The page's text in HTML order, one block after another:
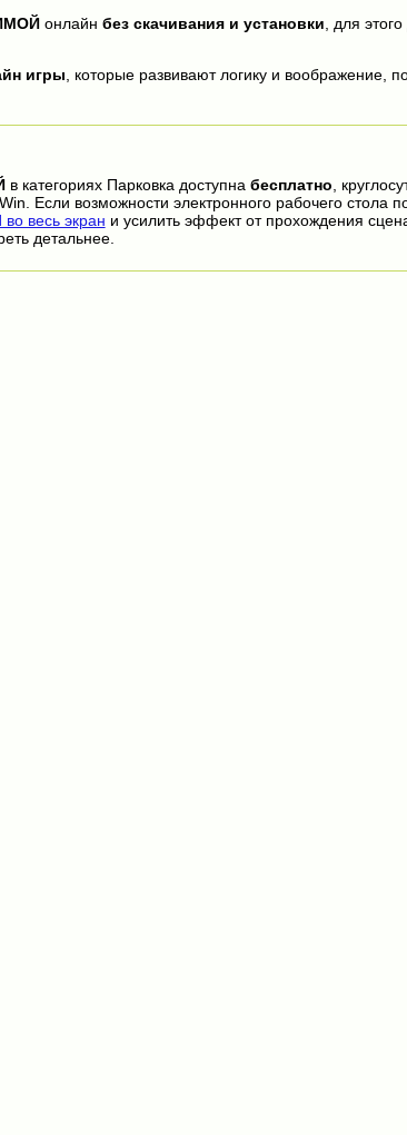
онлайн без скачивания и установки , для
игры , которые развивают логику и воображение,
в категориях Парковка доступна бесплатно ,
Если возможности электронного рабочего стола
весь экран и усилить эффект от прохождения
детальнее.